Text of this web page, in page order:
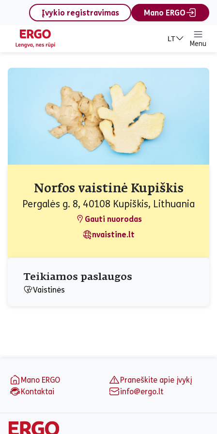
content
Įvykio registravimas
Mano ERGO
LT
Menu
Norfos vaistinė Kupiškis
Pergalės g. 8, 40108 Kupiškis, Lithuania
Gauti nuorodas
nvaistine.lt
Teikiamos paslaugos
Vaistinės
Mano ERGO
Praneškite apie įvykį
Kontaktai
info@ergo.lt